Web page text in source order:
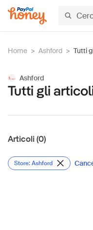
Home > Ashford > Tutti
Ashford
Tutti gli
Articoli (0)
Store: Ashford